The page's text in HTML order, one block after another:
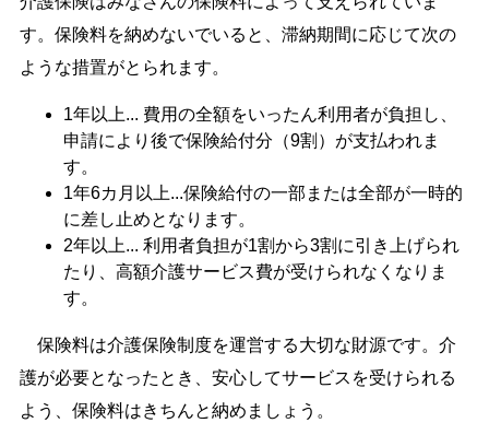
す。保険料を納めないでいると、滞納期間に応じて次の
ような措置がとられます。
1年以上... 費用の全額をいったん利用者が負担し、
申請により後で保険給付分（9割）が支払われま
す。
1年6カ月以上...保険給付の一部または全部が一時的
に差し止めとなります。
2年以上... 利用者負担が1割から3割に引き上げられ
たり、高額介護サービス費が受けられなくなりま
す。
保険料は介護保険制度を運営する大切な財源です。介
護が必要となったとき、安心してサービスを受けられる
よう、保険料はきちんと納めましょう。